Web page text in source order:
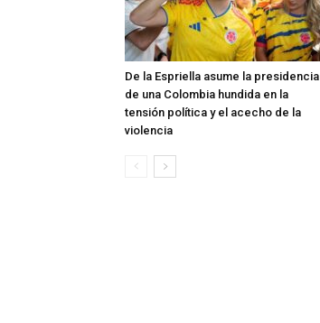
De la Espriella asume la presidencia
de una Colombia hundida en la
tensión política y el acecho de la
violencia